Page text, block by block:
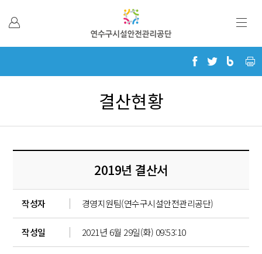
결산현황
2019년 결산서
작성자 경영지원팀(연수구시설안전관리공단)
작성일 2021년 6월 29일(화) 09:53:10